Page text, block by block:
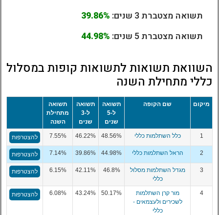
תשואה מצטברת 3 שנים:
39.86%
תשואה מצטברת 5 שנים:
44.98%
השוואת תשואות לתשואות קופות במסלול
כללי מתחילת השנה
מיקום שם הקופה
תשואה
ל-5
שנים
תשואה
ל-3
שנים
תשואה
מתחילת
השנה
1 כלל השתלמות כללי 48.56%
46.22%
7.55% להצטרפות
2 הראל השתלמות כללי 44.98%
39.86%
7.14% להצטרפות
3
מגדל השתלמות מסלול
כללי
46.8%
42.11%
6.15% להצטרפות
4
מור קרן השתלמות
לשכירים ולעצמאים -
כללי
50.17%
43.24%
6.08% להצטרפות